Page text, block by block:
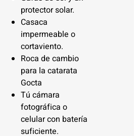
protector solar.
Casaca
impermeable o
cortaviento.
Roca de cambio
para la catarata
Gocta
Tú cámara
fotográfica o
celular con batería
suficiente.